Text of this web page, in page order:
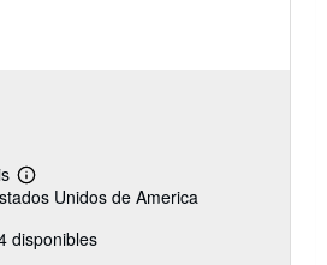
Más
información
las
tarifas
Unidos de America
disponibles